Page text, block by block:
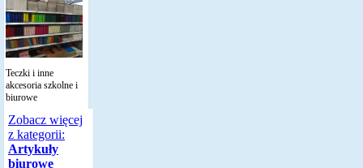
Teczki i inne
akcesoria szkolne i
biurowe
Zobacz więcej
z kategorii:
Artykuły
biurowe